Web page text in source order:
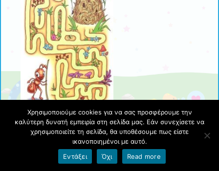
Εμπνευστείτε και δημιουργήστε! Και μην ξεχνάτε να
μας στείλετε τις εργασίες σας! Είμαι σίγουρη ότι θα
κάνετε πολύ όμορφες ζωγραφιές! Καλή επιτυχία
Χρησιμοποιούμε cookies για να σας προσφέρουμε την
καλύτερη δυνατή εμπειρία στη σελίδα μας. Εάν συνεχίσετε να
χρησιμοποιείτε τη σελίδα, θα υποθέσουμε πως είστε
ικανοποιημένοι με αυτό.
Εντάξει
Όχι Read more